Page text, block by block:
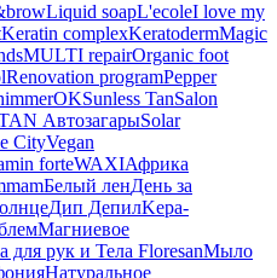
Liquid soapL'ecoleI love my
Keratin complexKeratodermMagic
MULTI repairOrganic foot
Renovation programPepper
Sunless TanSalon
АвтозагарыSolar
CityVegan
forteWAXIАфрика
Белый ленДень за
Дип ДепилKepa-
Магниевое
рук и Тела FloresanМыло
Натуральное